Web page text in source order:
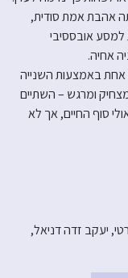
אהבת אמת סודית,
אובססיבי
אחיה.
אחת באמצעות השנייה
ומרגש – השתיים
סוף החיים, אך לא
יעקב זדה דניאל,